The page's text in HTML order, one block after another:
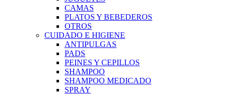
CAMAS
PLATOS Y BEBEDEROS
OTROS
CUIDADO E HIGIENE
ANTIPULGAS
PADS
PEINES Y CEPILLOS
SHAMPOO
SHAMPOO MEDICADO
SPRAY